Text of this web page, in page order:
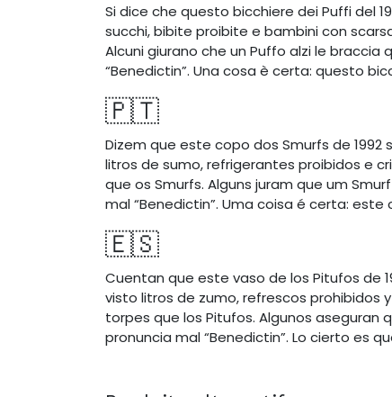
Si dice che questo bicchiere dei Puffi del
succhi, bibite proibite e bambini con
Alcuni giurano che un Puffo alzi le
“Benedictin”. Una cosa è certa: questo
🇵🇹
Dizem que este copo dos Smurfs de
litros de sumo, refrigerantes proibidos e
que os Smurfs. Alguns juram que um
mal “Benedictin”. Uma coisa é certa:
🇪🇸
Cuentan que este vaso de los Pitufos de
visto litros de zumo, refrescos prohibidos
torpes que los Pitufos. Algunos aseguran
pronuncia mal “Benedictin”. Lo cierto es